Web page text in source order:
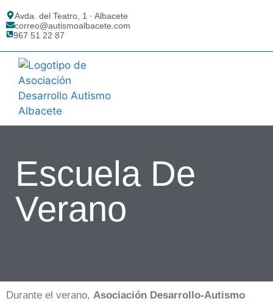
Avda. del Teatro, 1 · Albacete
correo@autismoalbacete.com
967 51 22 87
Escuela De
Verano
Durante el verano, Asociación Desarrollo-Autismo